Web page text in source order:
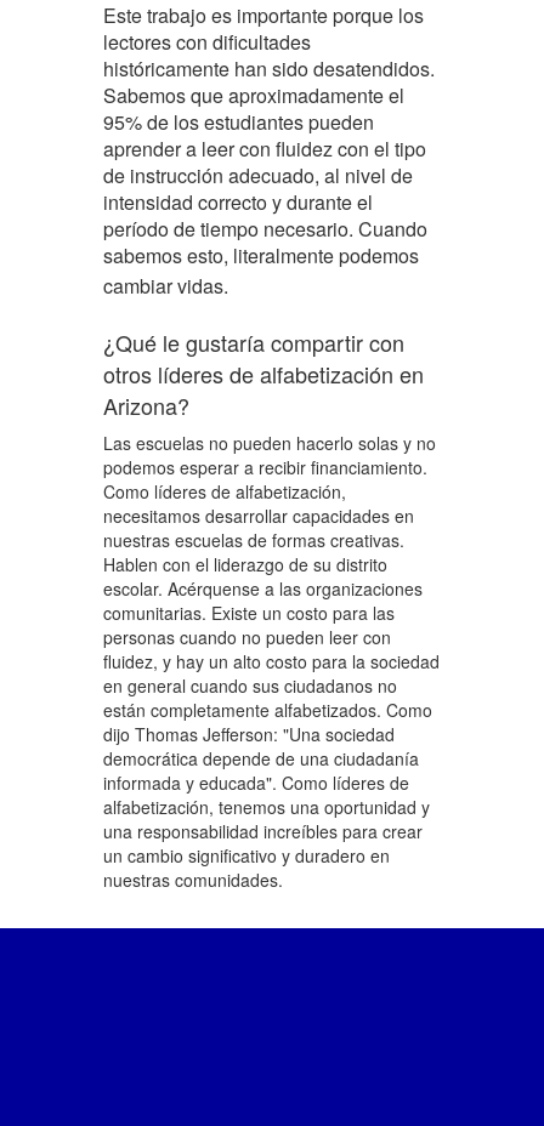
Este trabajo es importante porque los
lectores con dificultades
históricamente han sido desatendidos.
Sabemos que aproximadamente el
95% de los estudiantes pueden
aprender a leer con fluidez con el tipo
de instrucción adecuado, al nivel de
intensidad correcto y durante el
período de tiempo necesario. Cuando
sabemos esto, literalmente podemos
cambiar vidas.
¿Qué le gustaría compartir con
otros líderes de alfabetización en
Arizona?
Las escuelas no pueden hacerlo solas y no
podemos esperar a recibir financiamiento.
Como líderes de alfabetización,
necesitamos desarrollar capacidades en
nuestras escuelas de formas creativas.
Hablen con el liderazgo de su distrito
escolar. Acérquense a las organizaciones
comunitarias. Existe un costo para las
personas cuando no pueden leer con
fluidez, y hay un alto costo para la sociedad
en general cuando sus ciudadanos no
están completamente alfabetizados. Como
dijo Thomas Jefferson: "Una sociedad
democrática depende de una ciudadanía
informada y educada". Como líderes de
alfabetización, tenemos una oportunidad y
una responsabilidad increíbles para crear
un cambio significativo y duradero en
nuestras comunidades.